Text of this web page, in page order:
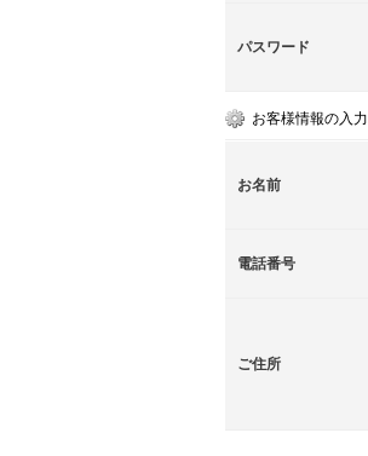
パスワード
お客様情報の入力
お名前
電話番号
ご住所